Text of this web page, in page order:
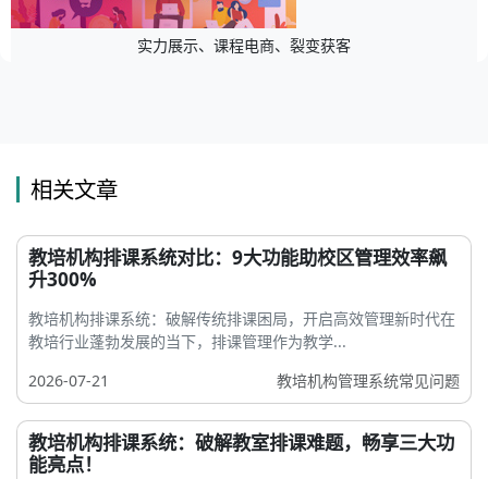
实力展示、课程电商、裂变获客
相关文章
教培机构排课系统对比：9大功能助校区管理效率飙
升300%
教培机构排课系统：破解传统排课困局，开启高效管理新时代在
教培行业蓬勃发展的当下，排课管理作为教学...
2026-07-21
教培机构管理系统常见问题
教培机构排课系统：破解教室排课难题，畅享三大功
能亮点！